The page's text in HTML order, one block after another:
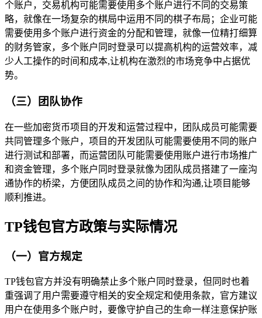
个账户，交易机构可能需要使用多个账户进行不同的交易策
略，就像在一场复杂的棋局中运用不同的棋子布局；企业可能
需要使用多个账户进行资金的分配和管理，就像一位精打细算
的财务管家，多个账户同时登录可以提高机构的运营效率，减
少人工操作的时间和成本,让机构在激烈的市场竞争中占据优
势。
（三）团队协作
在一些加密货币项目的开发和运营过程中，团队成员可能需要
共同管理多个账户，项目的开发团队可能需要使用不同的账户
进行测试和部署，而运营团队可能需要使用账户进行市场推广
和资金管理，多个账户同时登录就像为团队成员搭建了一座沟
通协作的桥梁，方便团队成员之间的协作和沟通,让项目能够
顺利推进。
TP钱包官方政策与实际情况
（一）官方规定
TP钱包官方并没有明确禁止多个账户同时登录，但同时也着
重强调了用户需要遵守相关的安全规定和使用条款，官方建议
用户在使用多个账户时，要像守护自己的生命一样注意保护账